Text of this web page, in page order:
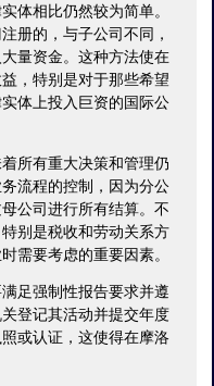
体相比仍然较为简单。
册的，与子公司不同，
量资金。这种方法使在
，特别是对于那些希望
体上投入巨资的国际公
所有重大决策和管理仍
流程的控制，因为分公
公司进行所有结算。不
别是税收和劳动关系方
需要考虑的重要因素。
足强制性报告要求并遵
登记其活动并提交年度
或认证，这使得在摩洛